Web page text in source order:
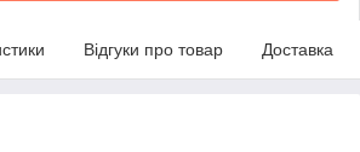
Відгуки про товар Доставка